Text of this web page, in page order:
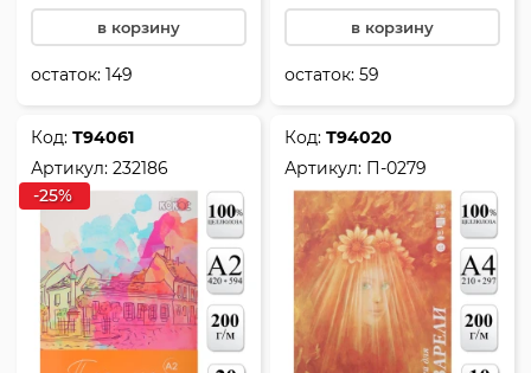
в корзину
остаток:149
в корзину
остаток:59
Код:Т94061
Артикул:232186
-25%
Код:Т94020
Артикул: П-0279